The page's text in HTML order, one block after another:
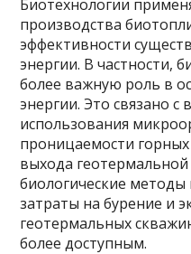
Биотехнологии
производства
эффективности
энергии. В частности,
более важную роль в
энергии. Это связано
использования
проницаемости
выхода
биологические
затраты на бурение и
геотермальных
более доступным.